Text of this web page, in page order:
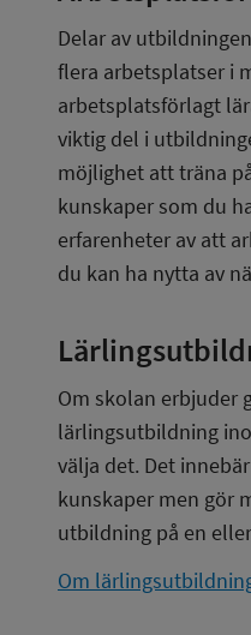
Delar av
flera arbetsplatser i
arbetsplatsförlagt
viktig del i
möjlighet att träna
kunskaper som du
erfarenheter av att
du kan ha nytta av
Om skolan erbjuder
lärlingsutbildning
välja det. Det
kunskaper men gör
utbildning på en
Om